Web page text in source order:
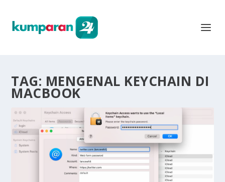
TAG: MENGENAL KEYCHAIN DI
MACBOOK